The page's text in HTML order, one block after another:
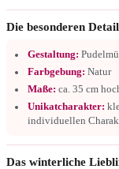
Die besonderen
Gestaltung:
Farbgebung: Natur
Maße: ca. 35 cm
Unikatcharakter:
individuellen
Das winterliche